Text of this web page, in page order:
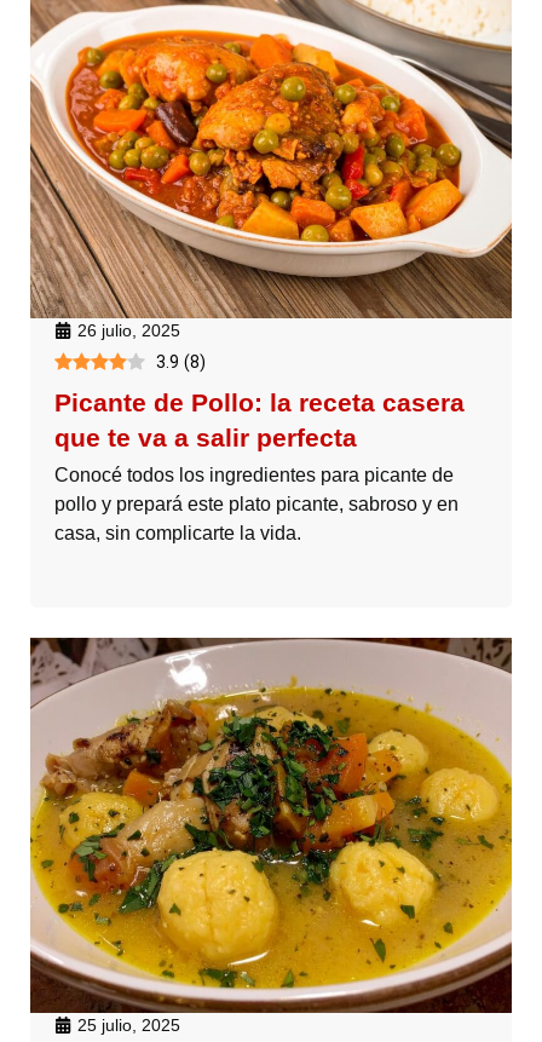
26 julio, 2025
3.9 (8)
Picante de Pollo: la receta casera
que te va a salir perfecta
Conocé todos los ingredientes para picante de
pollo y prepará este plato picante, sabroso y en
casa, sin complicarte la vida.
25 julio, 2025